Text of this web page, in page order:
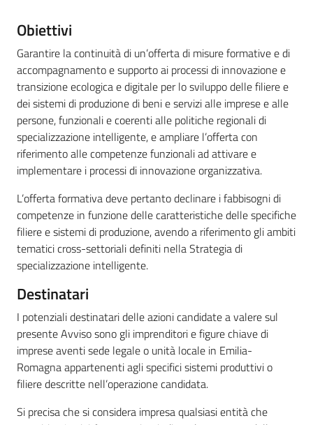
Descrizione
Obiettivi
Garantire la continuità di un’offerta di misure formative e di
accompagnamento e supporto ai processi di innovazione e
transizione ecologica e digitale per lo sviluppo delle filiere e
dei sistemi di produzione di beni e servizi alle imprese e alle
persone, funzionali e coerenti alle politiche regionali di
specializzazione intelligente, e ampliare l’offerta con
riferimento alle competenze funzionali ad attivare e
implementare i processi di innovazione organizzativa.
L’offerta formativa deve pertanto declinare i fabbisogni di
competenze in funzione delle caratteristiche delle specifiche
filiere e sistemi di produzione, avendo a riferimento gli ambiti
tematici cross-settoriali definiti nella Strategia di
specializzazione intelligente.
Destinatari
I potenziali destinatari delle azioni candidate a valere sul
presente Avviso sono gli imprenditori e figure chiave di
imprese aventi sede legale o unità locale in Emilia-
Romagna appartenenti agli specifici sistemi produttivi o
filiere descritte nell’operazione candidata.
Si precisa che si considera impresa qualsiasi entità che